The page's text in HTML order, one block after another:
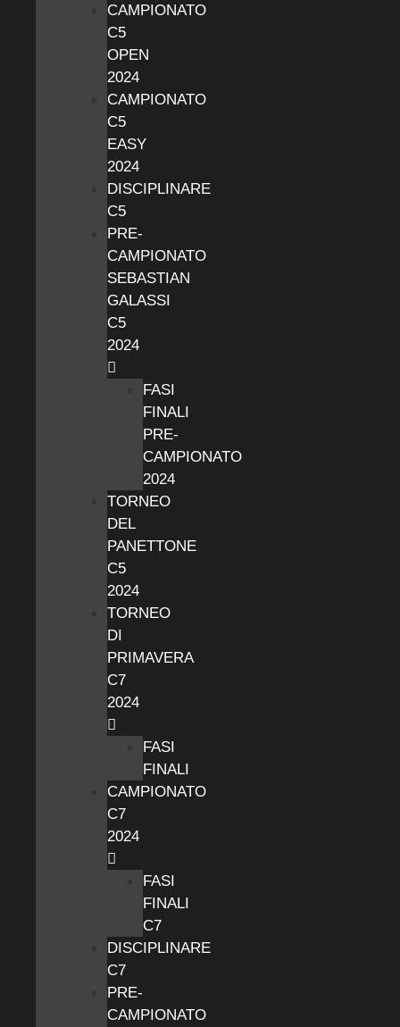
CAMPIONATO
C5
OPEN
2024
CAMPIONATO
C5
EASY
2024
DISCIPLINARE
C5
PRE-
CAMPIONATO
SEBASTIAN
GALASSI
C5
2024
FASI
FINALI
PRE-
CAMPIONATO
2024
TORNEO
DEL
PANETTONE
C5
2024
TORNEO
DI
PRIMAVERA
C7
2024
FASI
FINALI
CAMPIONATO
C7
2024
FASI
FINALI
C7
DISCIPLINARE
C7
PRE-
CAMPIONATO